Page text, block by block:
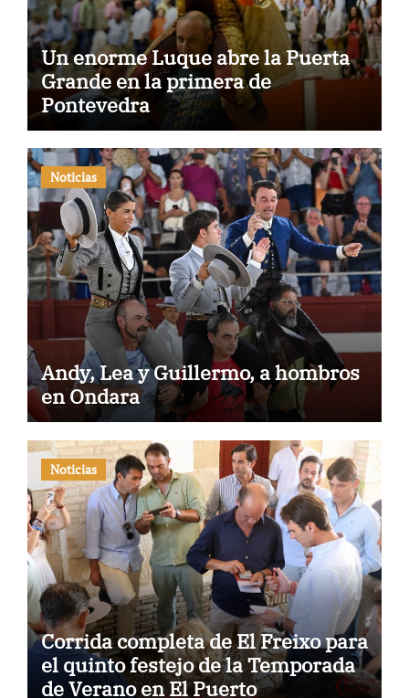
Un enorme Luque abre la Puerta
Grande en la primera de
Pontevedra
Noticias
Andy, Lea y Guillermo, a hombros
en Ondara
Noticias
Corrida completa de El Freixo para
el quinto festejo de la Temporada
de Verano en El Puerto